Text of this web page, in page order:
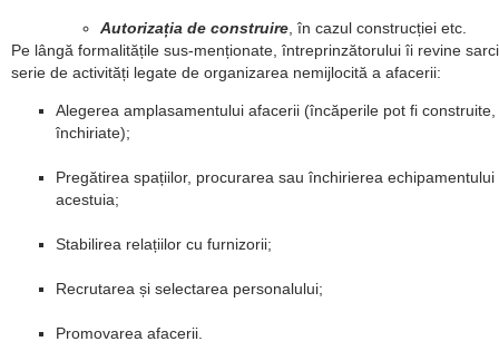
Autorizația de construire, în cazul construcției etc.
Pe lângă formalitățile sus-menționate, întreprinzătorului îi revine
serie de activități legate de organizarea nemijlocită a afacerii:
Alegerea amplasamentului afacerii (încăperile pot fi
închiriate);
Pregătirea spațiilor, procurarea sau închirierea
acestuia;
Stabilirea relațiilor cu furnizorii;
Recrutarea și selectarea personalului;
Promovarea afacerii.